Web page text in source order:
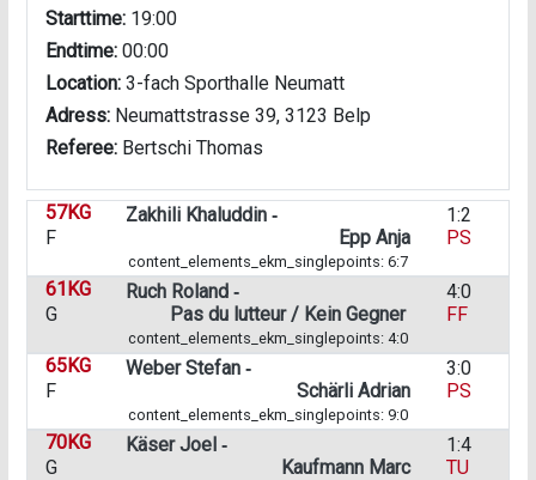
Starttime: 19:00
Endtime: 00:00
Location: 3-fach Sporthalle Neumatt
Adress: Neumattstrasse 39, 3123 Belp
Referee: Bertschi Thomas
57KG Zakhili Khaluddin ‑
1:2
F
Epp Anja PS
content_elements_ekm_singlepoints: 6:7
61KG Ruch Roland ‑
4:0
G
Pas du lutteur / Kein Gegner FF
content_elements_ekm_singlepoints: 4:0
65KG Weber Stefan ‑
3:0
F
Schärli Adrian PS
content_elements_ekm_singlepoints: 9:0
70KG Käser Joel ‑
1:4
G
Kaufmann Marc TU